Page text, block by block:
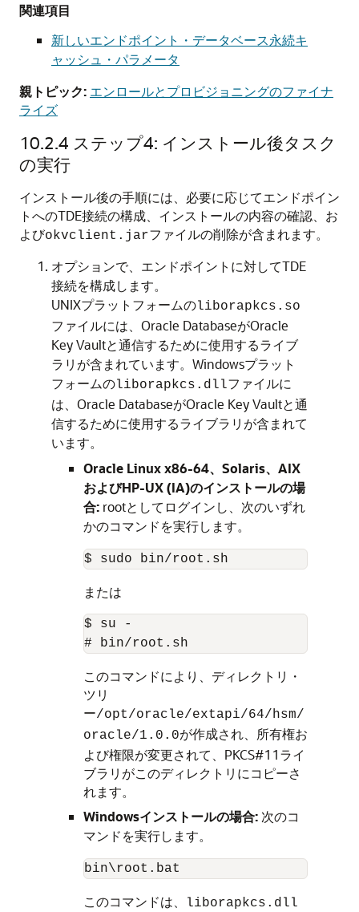
関連項目
新しいエンドポイント・データベース永続キ
ャッシュ・パラメータ
親トピック: エンロールとプロビジョニングのファイナ
ライズ
10.2.4 ステップ4: インストール後タスク
の実行
インストール後の手順には、必要に応じてエンドポイン
トへのTDE接続の構成、インストールの内容の確認、お
よびokvclient.jarファイルの削除が含まれます。
オプションで、エンドポイントに対してTDE
接続を構成します。
UNIXプラットフォームのliborapkcs.so
ファイルには、Oracle DatabaseがOracle
Key Vaultと通信するために使用するライブ
ラリが含まれています。Windowsプラット
フォームのliborapkcs.dllファイルに
は、Oracle DatabaseがOracle Key Vaultと通
信するために使用するライブラリが含まれて
います。
Oracle Linux x86-64、Solaris、AIX
およびHP-UX (IA)のインストールの場
合: rootとしてログインし、次のいずれ
かのコマンドを実行します。
または
$ su -
このコマンドにより、ディレクトリ・
ツリ
ー/opt/oracle/extapi/64/hsm/
oracle/1.0.0が作成され、所有権お
よび権限が変更されて、PKCS#11ライ
ブラリがこのディレクトリにコピーさ
れます。
Windowsインストールの場合: 次のコ
マンドを実行します。
bin\root.bat
このコマンドは、 liborapkcs.dll